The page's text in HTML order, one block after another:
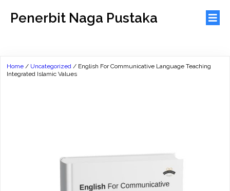
Penerbit Naga Pustaka
Home / Uncategorized / English For Communicative Language Teaching
Integrated Islamic Values